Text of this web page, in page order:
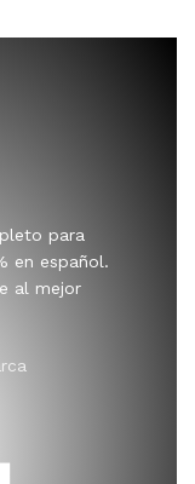
para
en español.
al mejor